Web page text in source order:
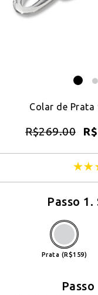
Colar de Prata
R$269.00 R$
Passo
Prata (R$159)